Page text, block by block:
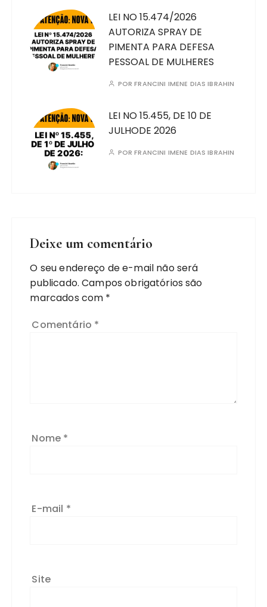
LEI NO 15.474/2026
AUTORIZA SPRAY DE
PIMENTA PARA DEFESA
PESSOAL DE MULHERES
PORFRANCINI IMENE DIAS IBRAHIN
LEI NO 15.455, DE 10 DE
JULHODE 2026
PORFRANCINI IMENE DIAS IBRAHIN
Deixe um comentário
O seu endereço de e-mail não será
publicado. Campos obrigatórios são
marcados com *
Comentário *
Nome *
E-mail *
Site